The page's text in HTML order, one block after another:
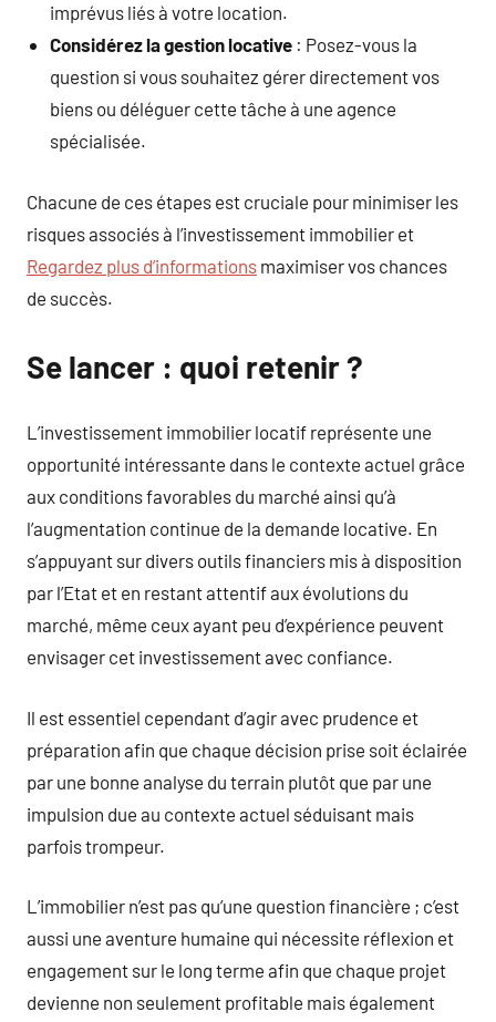
imprévus liés à votre location.
Considérez la gestion locative : Posez-vous la
question si vous souhaitez gérer directement vos
biens ou déléguer cette tâche à une agence
spécialisée.
Chacune de ces étapes est cruciale pour minimiser les
risques associés à l’investissement immobilier et
Regardez plus d’informations maximiser vos chances
de succès.
Se lancer : quoi retenir ?
L’investissement immobilier locatif représente une
opportunité intéressante dans le contexte actuel grâce
aux conditions favorables du marché ainsi qu’à
l’augmentation continue de la demande locative. En
s’appuyant sur divers outils financiers mis à disposition
par l’Etat et en restant attentif aux évolutions du
marché, même ceux ayant peu d’expérience peuvent
envisager cet investissement avec confiance.
Il est essentiel cependant d’agir avec prudence et
préparation afin que chaque décision prise soit éclairée
par une bonne analyse du terrain plutôt que par une
impulsion due au contexte actuel séduisant mais
parfois trompeur.
L’immobilier n’est pas qu’une question financière ; c’est
aussi une aventure humaine qui nécessite réflexion et
engagement sur le long terme afin que chaque projet
devienne non seulement profitable mais également